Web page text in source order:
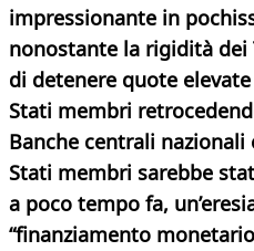
impressionante in
nonostante la rigidità dei
di detenere quote
Stati membri
Banche centrali nazionali
Stati membri sarebbe
a poco tempo fa,
“finanziamento